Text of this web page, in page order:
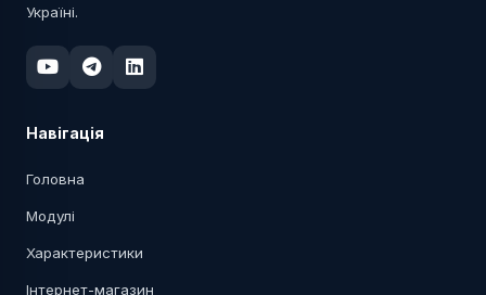
Україні.
Навігація
Головна
Модулі
Характеристики
Інтернет-магазин